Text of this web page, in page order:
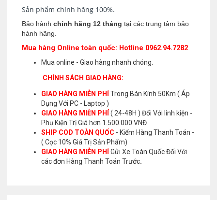
Sản phẩm chính hãng 100%.
Bảo hành chính hãng 12 tháng tại các trung tâm bảo
hành hãng.
Mua hàng Online toàn quốc: Hotline 0962.94.7282
Mua online - Giao hàng nhanh chóng.
CHÍNH SÁCH GIAO HÀNG:
GIAO HÀNG MIỄN PHÍ
Trong Bán Kính 50Km ( Áp
Dụng Với PC - Laptop )
GIAO HÀNG MIỄN PHÍ
( 24-48H ) Đối Với linh kiện -
Phụ Kiện Trị Giá hơn 1.500.000 VNĐ
SHIP COD TOÀN QUỐC - Kiểm Hàng Thanh Toán -
( Cọc 10% Giá Trị Sản Phẩm)
GIAO HÀNG MIỄN PHÍ
Gửi Xe Toàn Quốc Đối Với
các đơn Hàng Thanh Toán Trước.